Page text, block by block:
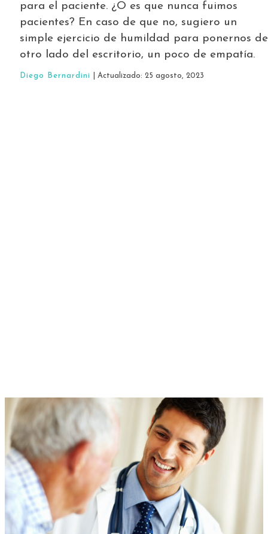
para el paciente. ¿O es que nunca fuimos
pacientes? En caso de que no, sugiero un
simple ejercicio de humildad para ponernos
otro lado del escritorio, un poco de empatía.
Diego Bernardini | Actualizado: 25 agosto, 2023